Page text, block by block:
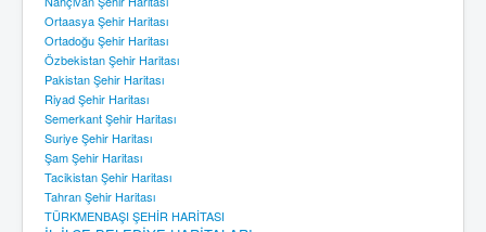
Ortaasya Şehir Haritası
Ortadoğu Şehir Haritası
Özbekistan Şehir Haritası
Pakistan Şehir Haritası
Riyad Şehir Haritası
Semerkant Şehir Haritası
Suriye Şehir Haritası
Şam Şehir Haritası
Tacikistan Şehir Haritası
Tahran Şehir Haritası
TÜRKMENBAŞI ŞEHİR HARİTASI